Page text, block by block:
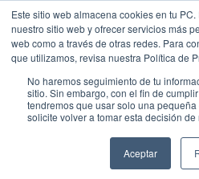
Este sitio web almacena cookies en tu
nuestro sitio web y ofrecer servicios más
web como a través de otras redes. Para
que utilizamos, revisa nuestra Política de
No haremos seguimiento de tu
sitio. Sin embargo, con el fin de
tendremos que usar solo una
solicite volver a tomar esta decisión de
Aceptar